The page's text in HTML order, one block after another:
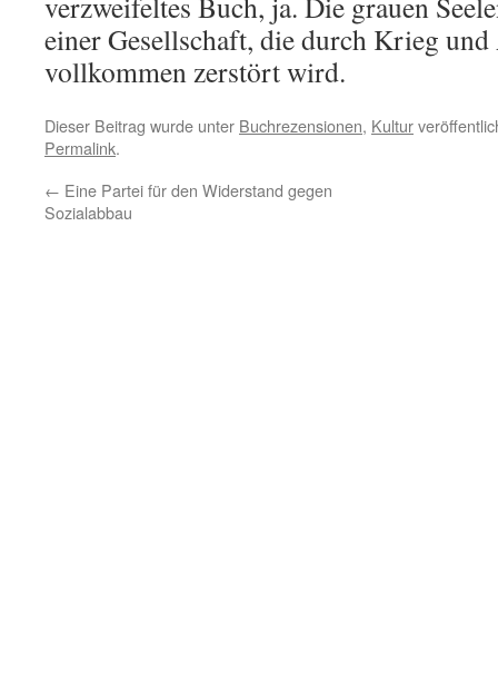
einer Gesellschaft, die durch Krieg
vollkommen zerstört wird.
Dieser Beitrag wurde unter Buchrezensionen, Kultur
Permalink.
← Eine Partei für den Widerstand gegen
Sozialabbau